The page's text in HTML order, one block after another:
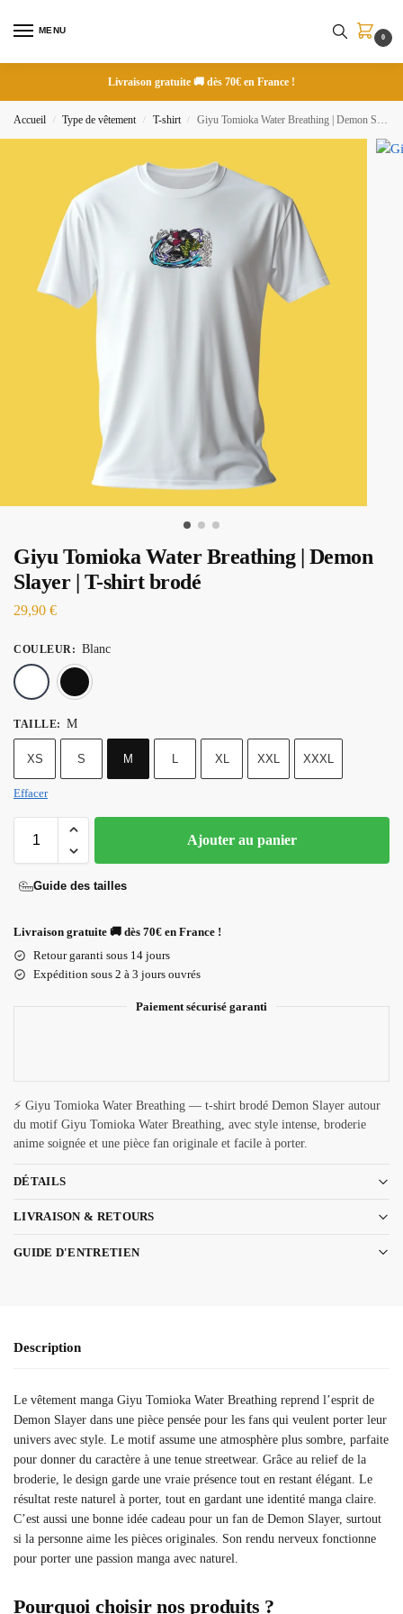
MENU
0
Livraison gratuite 🚚 dès 70€ en France !
Accueil / Type de vêtement / T-shirt / Giyu Tomioka Water Breathing | Demon Slayer | T-shirt brodé
Giyu Tomioka Water Breathing | Demon
Slayer | T-shirt brodé
29,90 €
COULEUR : Blanc
TAILLE: M
XS S M L XL XXL XXXL
Effacer
Ajouter au panier
Guide des tailles
Livraison gratuite 🚚 dès 70€ en France !
Retour garanti sous 14 jours
Expédition sous 2 à 3 jours ouvrés
Paiement sécurisé garanti
⚡ Giyu Tomioka Water Breathing — t-shirt brodé Demon Slayer autour
du motif Giyu Tomioka Water Breathing, avec style intense, broderie
anime soignée et une pièce fan originale et facile à porter.
DÉTAILS
LIVRAISON & RETOURS
GUIDE D'ENTRETIEN
Description
Le vêtement manga Giyu Tomioka Water Breathing reprend l’esprit de
Demon Slayer dans une pièce pensée pour les fans qui veulent porter leur
univers avec style. Le motif assume une atmosphère plus sombre, parfaite
pour donner du caractère à une tenue streetwear. Grâce au relief de la
broderie, le design garde une vraie présence tout en restant élégant. Le
résultat reste naturel à porter, tout en gardant une identité manga claire.
C’est aussi une bonne idée cadeau pour un fan de Demon Slayer, surtout
si la personne aime les pièces originales. Son rendu nerveux fonctionne
pour porter une passion manga avec naturel.
Pourquoi choisir nos produits ?